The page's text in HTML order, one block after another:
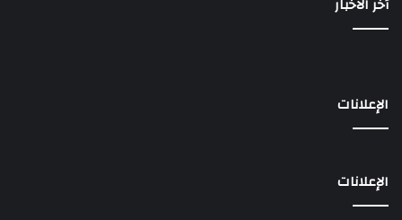
أخر الاخبار
الإعلانات
الإعلانات